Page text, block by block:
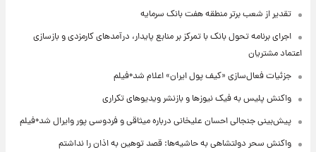
تقدیر از شعب برتر منطقه هفت بانک سرمایه
اجرای برنامه تحول بانک با تمرکز بر منابع پایدار، درآمدهای کارمزدی و بازسازی
اعتماد مشتریان
جزئیات فعال‌سازی «کیف پول ایران» اعلام شد+فیلم
واکنش پلیس به فیک نیوزها و بازنشر ویدیوهای تکراری
پیش‌بینی جنجالی احسان علیخانی درباره میثاقی و فردوسی پور وایرال شد+فیلم
واکنش سحر دولتشاهی به حاشیه‌ها: قصد توهین به اذان را نداشتم